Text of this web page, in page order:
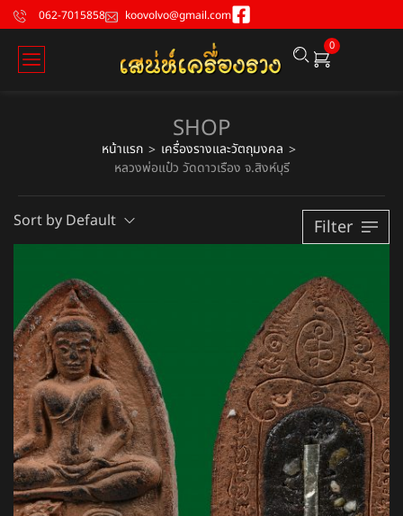
062-7015858 koovolvo@gmail.com
0
SHOP
หน้าแรก > เครื่องรางและวัตถุมงคล >
หลวงพ่อแป๋ว วัดดาวเรือง จ.สิงห์บุรี
Sort by Default Filter